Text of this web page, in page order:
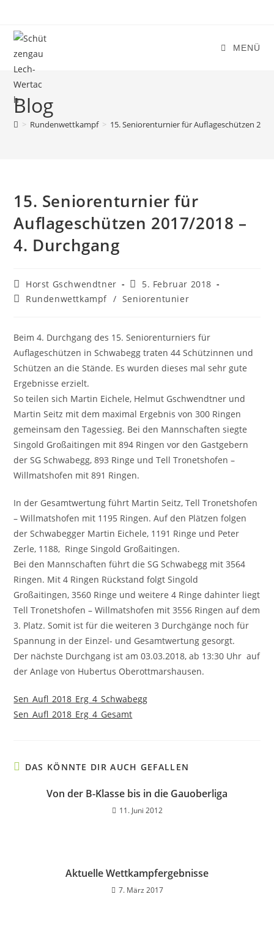
springen
MENÜ
Blog
> Rundenwettkampf > 15. Seniorenturnier für Auflageschützen
15. Seniorenturnier für
Auflageschützen 2017/2018 –
4. Durchgang
Beitrags-
Autor:
Horst Gschwendtner
Beitrag
veröffentlicht:
5. Februar 2018
Beitrags-
Rundenwettkampf / Seniorentunier
Beim 4. Durchgang des 15. Seniorenturniers für
Auflageschützen in Schwabegg traten 44 Schützinnen und
Schützen an die Stände. Es wurden dieses mal sehr gute
Ergebnisse erzielt.
So teilen sich Martin Eichele, Helmut Gschwendtner und
Martin Seitz mit dem maximal Ergebnis von 300 Ringen
gemeinsam den Tagessieg. Bei den Mannschaften siegte
Singold Großaitingen mit 894 Ringen vor den Gastgebern
der SG Schwabegg, 893 Ringe und Tell Tronetshofen –
Willmatshofen mit 891 Ringen.
In der Gesamtwertung führt Martin Seitz, Tell Tronetshofen
– Willmatshofen mit 1195 Ringen. Auf den Plätzen folgen
der Schwabegger Martin Eichele, 1191 Ringe und Peter
Zerle, 1188, Ringe Singold Großaitingen.
Bei den Mannschaften führt die SG Schwabegg mit 3564
Ringen. Mit 4 Ringen Rückstand folgt Singold
Großaitingen, 3560 Ringe und weitere 4 Ringe dahinter liegt
Tell Tronetshofen – Willmatshofen mit 3556 Ringen auf dem
3. Platz. Somit ist für die weiteren 3 Durchgänge noch für
Spannung in der Einzel- und Gesamtwertung gesorgt.
Der nächste Durchgang ist am 03.03.2018, ab 13:30 Uhr auf
der Anlage von Hubertus Oberottmarshausen.
Sen_Aufl_2018_Erg_4_Schwabegg
Sen_Aufl_2018_Erg_4_Gesamt
DAS KÖNNTE DIR AUCH GEFALLEN
Von der B-Klasse bis in die Gauoberliga
11. Juni 2012
Aktuelle Wettkampfergebnisse
7. März 2017